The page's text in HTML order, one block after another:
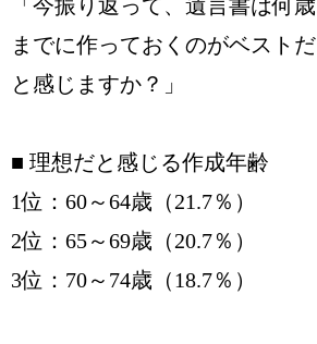
「今振り返って、遺言書は何歳
までに作っておくのがベストだ
と感じますか？」
■ 理想だと感じる作成年齢
1位：60～64歳（21.7％）
2位：65～69歳（20.7％）
3位：70～74歳（18.7％）